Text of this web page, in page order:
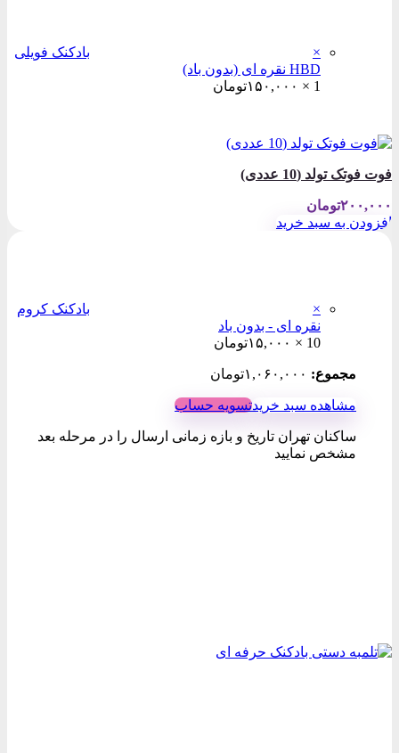
×
بادکنک فویلی
HBD نقره ای (بدون باد)
1 ×
۱۵۰,۰۰۰تومان
×
بادکنک کروم
نقره ای - بدون باد
10 ×
۱۵,۰۰۰تومان
مجموع: ۱,۰۶۰,۰۰۰تومان
مشاهده سبد خریدتسویه حساب
ساکنان تهران تاریخ و بازه زمانی ارسال را در مرحله بعد
مشخص نمایید
فوت فوتک تولد (10 عددی)
۲۰۰,۰۰۰تومان
افزودن به سبد خرید